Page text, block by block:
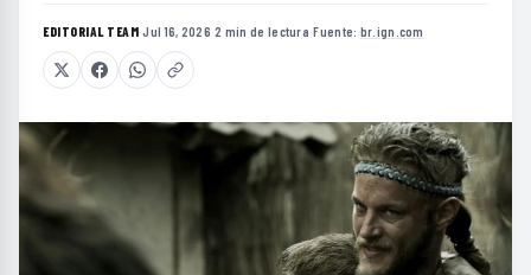
EDITORIAL TEAM·Jul 16, 2026·2 min de lectura·Fuente: br.ign.com